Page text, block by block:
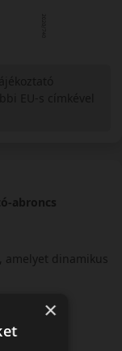
abroncs
amelyet dinamikus
biztosít
×